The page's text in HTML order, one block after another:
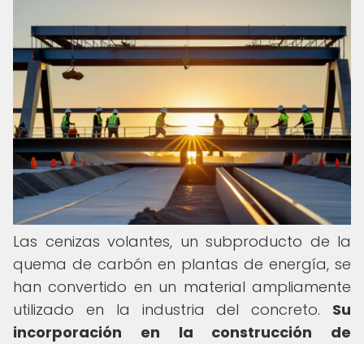
Las cenizas volantes, un subproducto de la
quema de carbón en plantas de energía, se
han convertido en un material ampliamente
utilizado en la industria del concreto. Su
incorporación en la construcción de